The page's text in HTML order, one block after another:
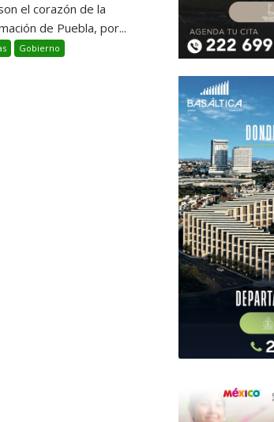
el corazón de la
de Puebla, por...
Gobierno